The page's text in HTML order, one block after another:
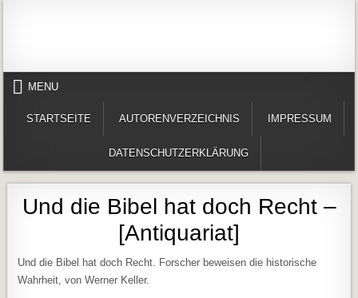
MENU
STARTSEITE AUTORENVERZEICHNIS IMPRESSUM
DATENSCHUTZERKLÄRUNG
Und die Bibel hat doch Recht –
[Antiquariat]
Und die Bibel hat doch Recht. Forscher beweisen die historische
Wahrheit, von Werner Keller.